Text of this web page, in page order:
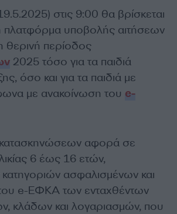
στις 9:00 θα βρίσκεται
πλατφόρμα υποβολής αιτήσεων
θερινή περίοδος
2025 τόσο για τα παιδιά
όσο και για τα παιδιά με
με ανακοίνωση του e-
αφορά σε
6 έως 16 ετών,
ασφαλισμένων και
e-ΕΦΚΑ των ενταχθέντων
κλάδων και λογαριασμών, που